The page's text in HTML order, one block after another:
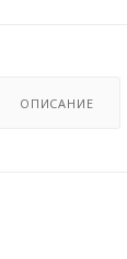
ОПИСАНИЕ